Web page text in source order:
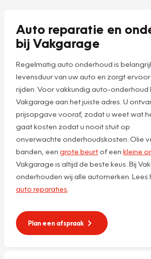
Auto reparatie en
bij Vakgarage
Regelmatig auto onderhoud is
levensduur van uw auto en zorgt
rijden. Voor vakkundig auto-onderhoud
Vakgarage aan het juiste adres. U
prijsopgave vooraf, zodat u weet wat
gaat kosten zodat u nooit stuit op
onverwachte onderhoudskosten. Olie
banden, een grote beurtof een kleine
Vakgarage is altijd de beste keus. Bij
onderhouden wij alle automerken. Lees
auto reparaties
Plan een afspraak